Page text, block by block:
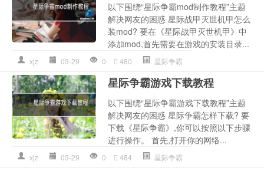
以下围绕“星际争霸mod制作教程”主题
解决网友的困惑 星际战甲灭世机甲怎么
装mod? 要在《星际战甲灭世机甲》中
添加mod,首先需要在游戏的安装目录...
xjz 03-29 0 480 星际争霸
星际争霸游戏下载教程
以下围绕“星际争霸游戏下载教程”主题
解决网友的困惑 星际争霸怎样下载? 要
下载《星际争霸》,你可以按照以下步骤
进行操作。 首先,打开你的网络...
xjz 03-29 0 484 星际争霸